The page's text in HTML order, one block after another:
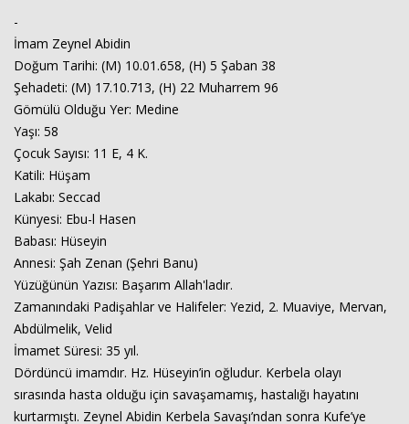
-
İmam Zeynel Abidin
Doğum Tarihi: (M) 10.01.658, (H) 5 Şaban 38
Şehadeti: (M) 17.10.713, (H) 22 Muharrem 96
Gömülü Olduğu Yer: Medine
Yaşı: 58
Çocuk Sayısı: 11 E, 4 K.
Katili: Hüşam
Lakabı: Seccad
Künyesi: Ebu-l Hasen
Babası: Hüseyin
Annesi: Şah Zenan (Şehri Banu)
Yüzüğünün Yazısı: Başarım Allah'ladır.
Zamanındaki Padişahlar ve Halifeler: Yezid, 2. Muaviye, Mervan,
Abdülmelik, Velid
İmamet Süresi: 35 yıl.
Dördüncü imamdır. Hz. Hüseyin’in oğludur. Kerbela olayı
sırasında hasta olduğu için savaşamamış, hastalığı hayatını
kurtarmıştı. Zeynel Abidin Kerbela Savaşı’ndan sonra Kufe’ye